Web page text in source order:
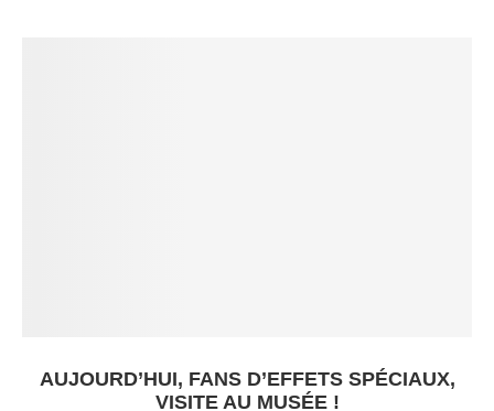
AUJOURD’HUI, FANS D’EFFETS SPÉCIAUX,
VISITE AU MUSÉE !